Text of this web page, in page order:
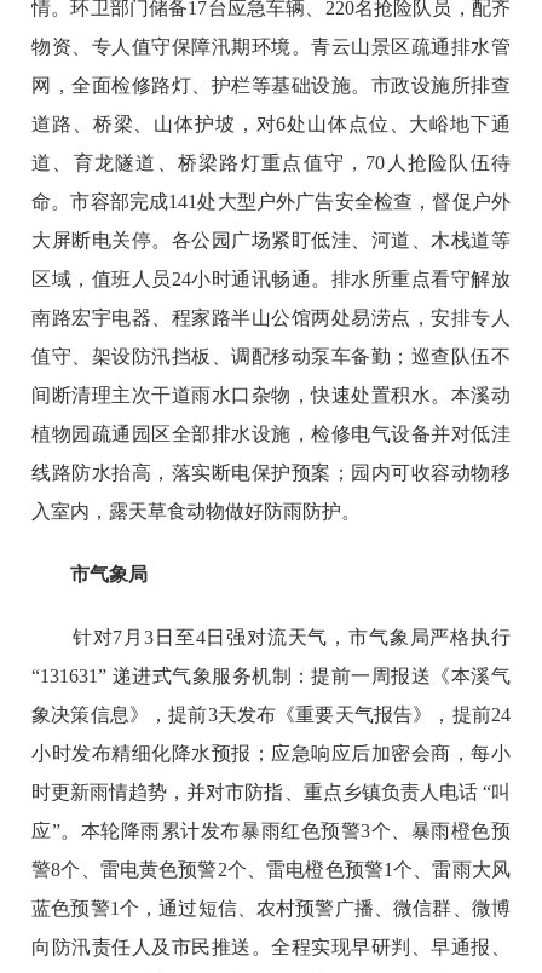
情。环卫部门储备17台应急车辆、220名抢险队员，配齐
物资、专人值守保障汛期环境。青云山景区疏通排水管
网，全面检修路灯、护栏等基础设施。市政设施所排查
道路、桥梁、山体护坡，对6处山体点位、大峪地下通
道、育龙隧道、桥梁路灯重点值守，70人抢险队伍待
命。市容部完成141处大型户外广告安全检查，督促户外
大屏断电关停。各公园广场紧盯低洼、河道、木栈道等
区域，值班人员24小时通讯畅通。排水所重点看守解放
南路宏宇电器、程家路半山公馆两处易涝点，安排专人
值守、架设防汛挡板、调配移动泵车备勤；巡查队伍不
间断清理主次干道雨水口杂物，快速处置积水。本溪动
植物园疏通园区全部排水设施，检修电气设备并对低洼
线路防水抬高，落实断电保护预案；园内可收容动物移
入室内，露天草食动物做好防雨防护。
市气象局
针对7月3日至4日强对流天气，市气象局严格执行
“131631” 递进式气象服务机制：提前一周报送《本溪气
象决策信息》，提前3天发布《重要天气报告》，提前24
小时发布精细化降水预报；应急响应后加密会商，每小
时更新雨情趋势，并对市防指、重点乡镇负责人电话 “叫
应”。本轮降雨累计发布暴雨红色预警3个、暴雨橙色预
警8个、雷电黄色预警2个、雷电橙色预警1个、雷雨大风
蓝色预警1个，通过短信、农村预警广播、微信群、微博
向防汛责任人及市民推送。全程实现早研判、早通报、